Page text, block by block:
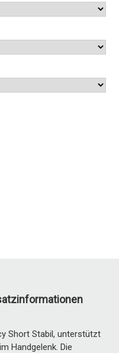
Short Stabil, unterstützt
Handgelenk. Die